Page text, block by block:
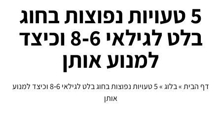
5 טעויות נפוצות בחוג
בלט לגילאי 6‑8 וכיצד
למנוע אותן
דף הבית»בלוג»
5 טעויות נפוצות בחוג בלט לגילאי 6‑8 וכיצד למנוע
אותן